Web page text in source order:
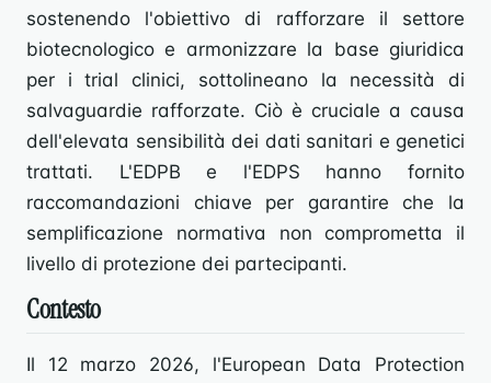
sostenendo l'obiettivo di rafforzare il settore
biotecnologico e armonizzare la base giuridica
per i trial clinici, sottolineano la necessità di
salvaguardie rafforzate. Ciò è cruciale a causa
dell'elevata sensibilità dei dati sanitari e genetici
trattati. L'EDPB e l'EDPS hanno fornito
raccomandazioni chiave per garantire che la
semplificazione normativa non comprometta il
livello di protezione dei partecipanti.
Contesto
Il 12 marzo 2026, l'European Data Protection